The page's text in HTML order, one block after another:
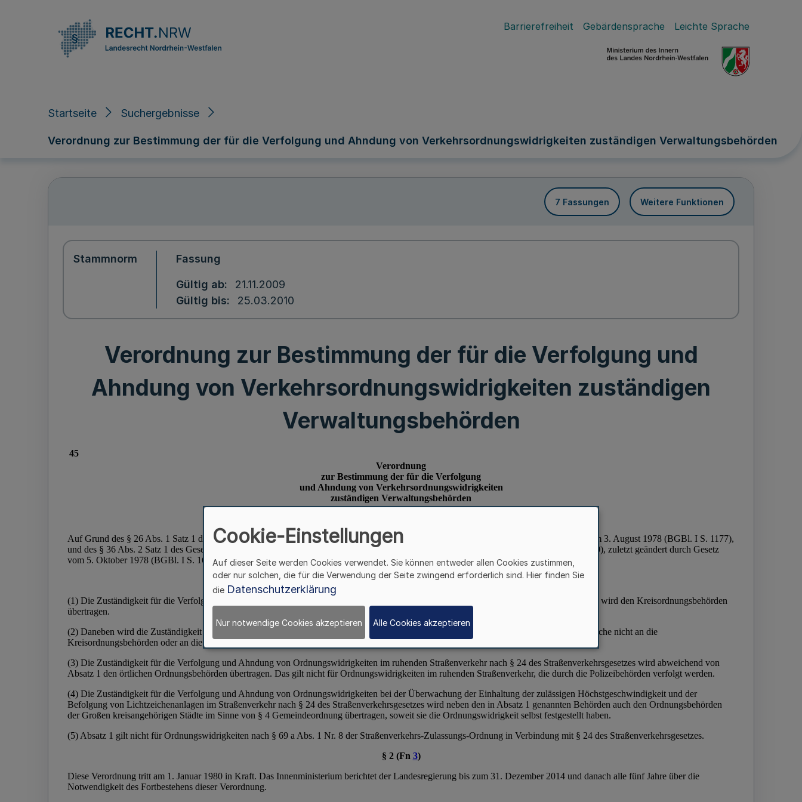
Barrierefreiheit Gebärdensprache Leichte Sprache
Startseite Suchergebnisse
Verordnung zur Bestimmung der für die Verfolgung und Ahndung von Verkehrsordnungswidrigkeiten zuständigen Verwaltungsbehörden
7 Fassungen Weitere Funktionen
Stammnorm Fassung
Gültig ab
21.11.2009
Gültig bis
25.03.2010
Verordnung zur Bestimmung der für die Verfolgung und
Ahndung von Verkehrsordnungswidrigkeiten zuständigen
Verwaltungsbehörden
Cookie-Einstellungen
Auf dieser Seite werden Cookies verwendet. Sie können entweder allen Cookies zustimmen,
oder nur solchen, die für die Verwendung der Seite zwingend erforderlich sind. Hier finden Sie
die Datenschutzerklärung
Nur notwendige Cookies akzeptieren Alle Cookies akzeptieren